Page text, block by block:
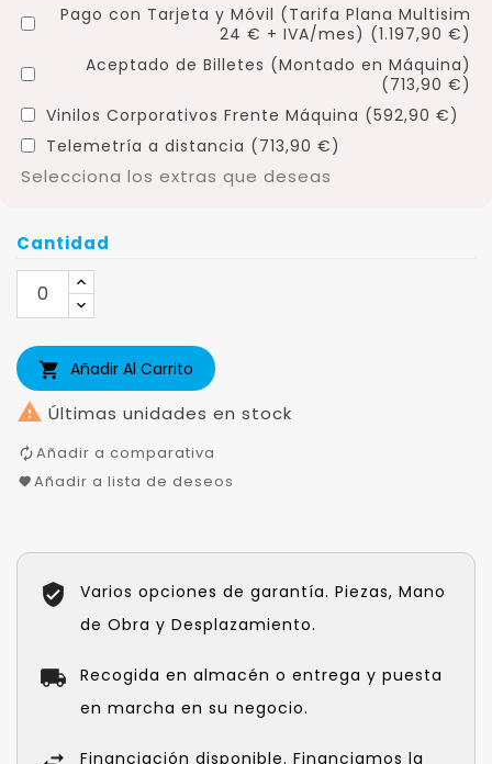
Pago con Tarjeta y Móvil (Tarifa Plana Multisim
24 € + IVA/mes) (1.197,90 €)
Aceptado de Billetes (Montado en Máquina)
(713,90 €)
Vinilos Corporativos Frente Máquina (592,90 €)
Telemetría a distancia (713,90 €)
Selecciona los extras que deseas
Cantidad
 Añadir Al Carrito
 Últimas unidades en stock
Añadir a comparativa
Añadir a lista de deseos
Varios opciones de garantía. Piezas, Mano
de Obra y Desplazamiento.
Recogida en almacén o entrega y puesta
en marcha en su negocio.
Financiación disponible. Financiamos la